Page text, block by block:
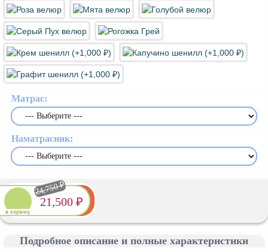
Матрас:
Наматрасник:
в корзину
24,750 ₽
21,500 ₽
Подробное описание и полные характеристики